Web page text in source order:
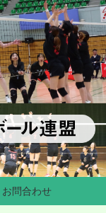
お問合わせ